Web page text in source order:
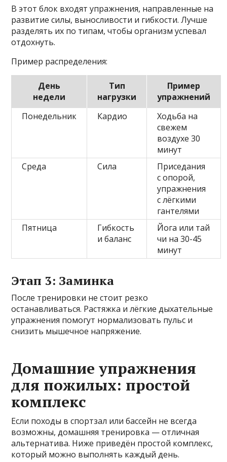
В этот блок входят упражнения, направленные на
развитие силы, выносливости и гибкости. Лучше
разделять их по типам, чтобы организм успевал
отдохнуть.
Пример распределения:
День
недели
Тип
нагрузки
Пример
упражнений
Понедельник
Кардио
Ходьба на
свежем
воздухе 30
минут
Среда
Сила
Приседания
с опорой,
упражнения
с лёгкими
гантелями
Пятница
Гибкость
и баланс
Йога или тай
чи на 30-45
минут
Этап 3: Заминка
После тренировки не стоит резко
останавливаться. Растяжка и лёгкие дыхательные
упражнения помогут нормализовать пульс и
снизить мышечное напряжение.
Домашние упражнения
для пожилых: простой
комплекс
Если походы в спортзал или бассейн не всегда
возможны, домашняя тренировка — отличная
альтернатива. Ниже приведён простой комплекс,
который можно выполнять каждый день.